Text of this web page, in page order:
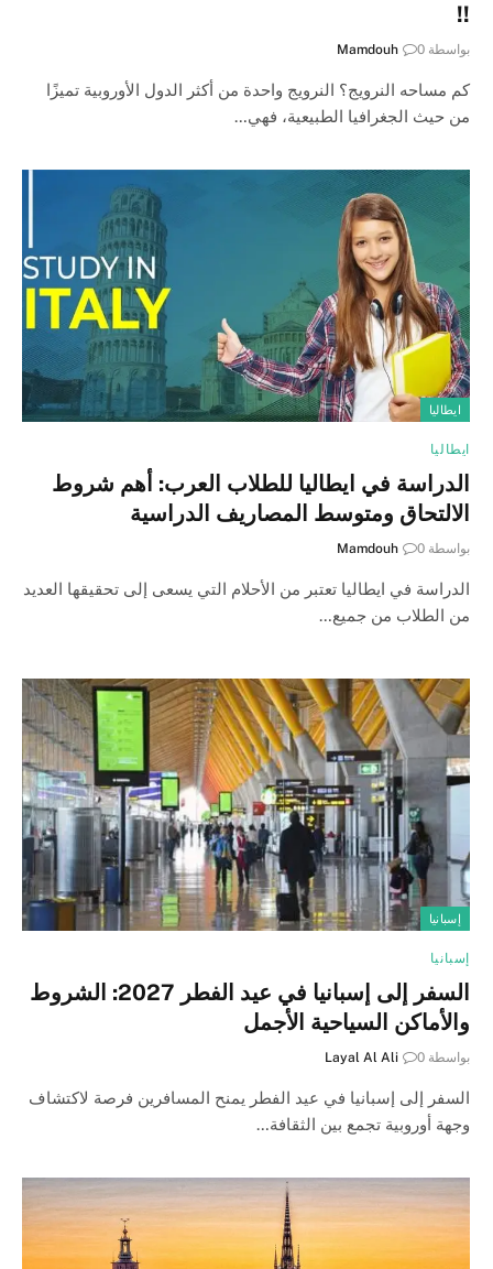
!!
بواسطة Mamdouh 0
كم مساحه النرويج؟ النرويج واحدة من أكثر الدول الأوروبية تميزًا
من حيث الجغرافيا الطبيعية، فهي…
ايطاليا
ايطاليا
الدراسة في ايطاليا للطلاب العرب: أهم شروط
الالتحاق ومتوسط المصاريف الدراسية
بواسطة Mamdouh 0
الدراسة في ايطاليا تعتبر من الأحلام التي يسعى إلى تحقيقها العديد
من الطلاب من جميع…
إسبانيا
إسبانيا
السفر إلى إسبانيا في عيد الفطر 2027: الشروط
والأماكن السياحية الأجمل
بواسطة Layal Al Ali 0
السفر إلى إسبانيا في عيد الفطر يمنح المسافرين فرصة لاكتشاف
وجهة أوروبية تجمع بين الثقافة…